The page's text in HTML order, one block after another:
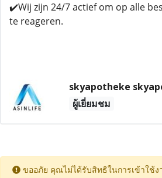
✔️Wij zijn 24/7 actief om op alle
te reageren.
skyapotheke
ผู้เยี่ยมชม
ขออภัย คุณไม่ได้รับสิทธิในการเข้าใช้